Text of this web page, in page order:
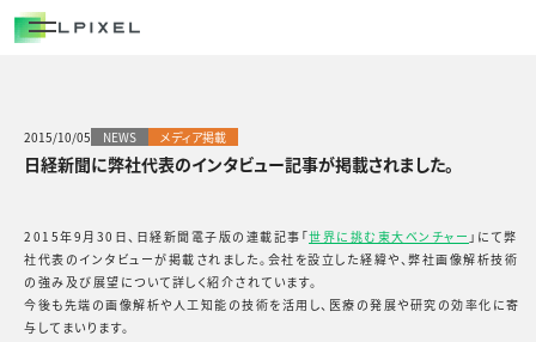
COMPANY
経営メンバー
会社概要
CAREERS
2015/10/05 NEWS メディア掲載
日経新聞に弊社代表のインタビュー記事が掲載されました。
2015年9月30日、日経新聞電子版の連載記事「世界に挑む東大ベンチャー 」にて弊
社代表のインタビューが掲載されました。会社を設立した経緯や、弊社画像解析技術
の強み及び展望について詳しく紹介されています。
今後も先端の画像解析や人工知能の技術を活用し、医療の発展や研究の効率化に寄
与してまいります。